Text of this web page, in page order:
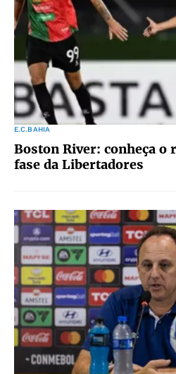
E.C.BAHIA
Boston River: conheça o
fase da Libertadores